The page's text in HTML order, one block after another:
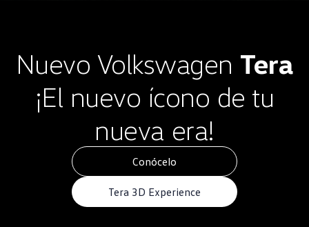
Nuevo Volkswagen Tera
¡El nuevo ícono de tu
nueva era!
Conócelo
Tera 3D Experience